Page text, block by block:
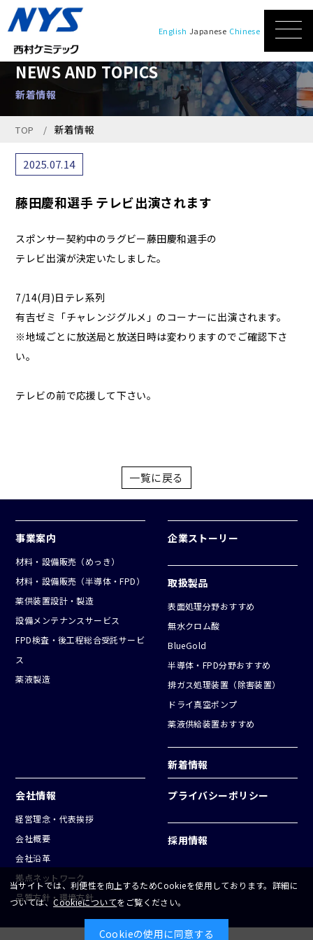
当サイトでは、利便性を向上するためCookieを使用しております。詳細に
ついては、Cookieについてをご覧ください。
Cookieの使用に同意する
English Japanese Chinese
NEWS AND TOPICS
新着情報
TOP 新着情報
2025.07.14
藤田慶和選手 テレビ出演されます
スポンサー契約中のラグビー藤田慶和選手の
テレビ出演が決定いたしました。
7/14(月)日テレ系列
有吉ゼミ「チャレンジグルメ」のコーナーに出演されます。
※地域ごとに放送局と放送日時は変わりますのでご確認下さ
い。
テレビの前で応援して下さい。
一覧に戻る
事業案内
材料・設備販売（めっき）
材料・設備販売（半導体・FPD）
薬供装置設計・製造
設備メンテナンスサービス
FPD検査・後工程総合受託サービ
ス
薬液製造
企業ストーリー
取扱製品
表面処理分野おすすめ
無水クロム酸
BlueGold
半導体・FPD分野おすすめ
排ガス処理装置（除害装置）
ドライ真空ポンプ
薬液供給装置おすすめ
新着情報
会社情報
経営理念・代表挨拶
会社概要
会社沿革
拠点ネットワーク
品質方針・環境方針
プライバシーポリシー
採用情報